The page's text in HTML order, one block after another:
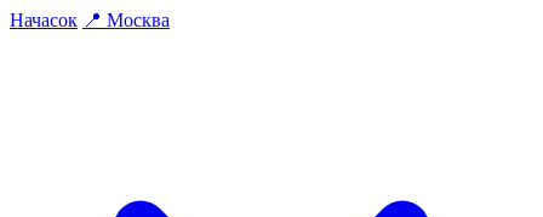
Начасок 📍 Москва